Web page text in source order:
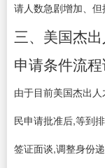
请人数急剧增加、
三、美国杰
申请条件流
由于目前美国杰出
民申请批准后,等到
签证面谈,调整身份